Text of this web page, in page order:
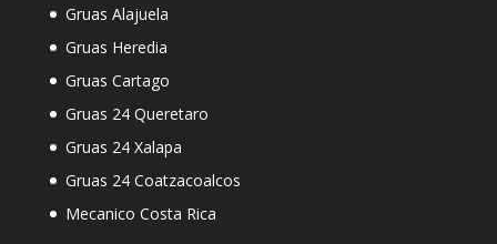
Gruas Alajuela
Gruas Heredia
Gruas Cartago
Gruas 24 Queretaro
Gruas 24 Xalapa
Gruas 24 Coatzacoalcos
Mecanico Costa Rica